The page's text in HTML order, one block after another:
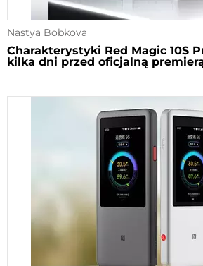
Nastya Bobkova
Charakterystyki Red Magic 10S
kilka dni przed oficjalną